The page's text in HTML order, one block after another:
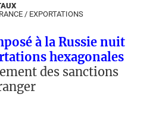
/ EXPORTATIONS
à la Russie nuit
hexagonales
des sanctions